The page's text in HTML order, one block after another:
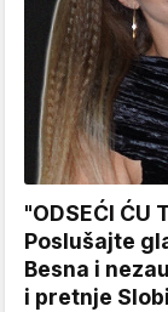
"ODSEĆI ĆU
Poslušajte
Besna i
i pretnje